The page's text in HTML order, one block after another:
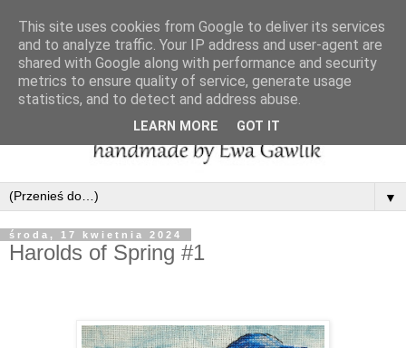
▼
środa, 17 kwietnia 2024
Harolds of Spring #1
This site uses cookies from Google to deliver its services
and to analyze traffic. Your IP address and user-agent are
shared with Google along with performance and security
metrics to ensure quality of service, generate usage
statistics, and to detect and address abuse.
LEARN MORE GOT IT